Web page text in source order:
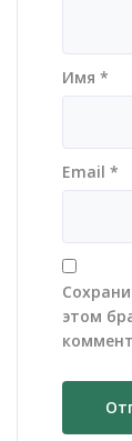
Имя *
Email *
этом